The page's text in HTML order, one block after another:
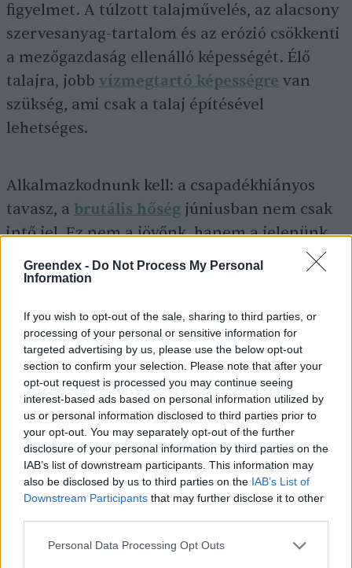
Greendex - Do Not Process My Personal
Information
If you wish to opt-out of the sale, sharing to third parties, or
processing of your personal or sensitive information for
targeted advertising by us, please use the below opt-out
section to confirm your selection. Please note that after your
opt-out request is processed you may continue seeing
interest-based ads based on personal information utilized by
us or personal information disclosed to third parties prior to
your opt-out. You may separately opt-out of the further
disclosure of your personal information by third parties on the
IAB’s list of downstream participants. This information may
also be disclosed by us to third parties on the IAB’s List of
Downstream Participants that may further disclose it to other
Personal Data Processing Opt Outs
figyelmet. A túlzott talajművelés, az alacsony
szervesanyag-tartalom és az erózió csökkenti
a mezőgazdaság ellenálló képességét. Élő
talajra, jobb vízmegtartó képességre van
szükség, ami csak a talaj építésével
lehetséges.
Alkalmazkodnunk kell: a csapadékhiányos
tavasz, a brutális hőség júniusban nem csak
intő jel. Ez nem a jövőnk, hanem a jelenünk.
Hőstressz, kiszámíthatatlan
csapadékmennyiség és aszály: erre lehet
változatosság, így a termőterületek is jobban
alkalmazkodhatnak a helyi körülményekhez.
Cikkajánló
Reziliencia: ez az, ami nélkül
nem élhet túl a kerted (sem)
Granát-Galló Tímea